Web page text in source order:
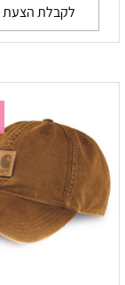
לקבלת הצעת